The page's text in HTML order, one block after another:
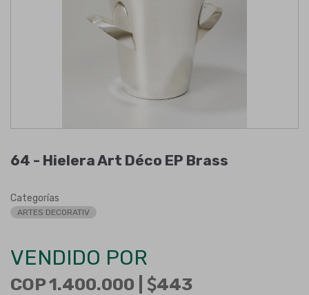
64 - Hielera Art Déco EP Brass
Categorías
ARTES DECORATIV
VENDIDO POR
COP 1.400.000 | 443